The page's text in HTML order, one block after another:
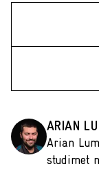
ARIAN
Arian
studimet